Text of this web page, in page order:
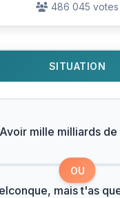
486 045 votes
SITUATION
Avoir mille milliards
OU
mais t'as